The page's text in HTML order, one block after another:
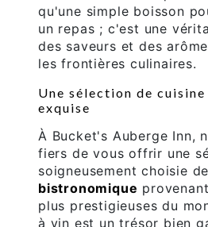
qu'une simple boisson
un repas ; c'est une
des saveurs et des
les frontières culinaires.
Une sélection de
exquise
À Bucket's Auberge Inn,
fiers de vous offrir une
soigneusement choisie
bistronomique
plus prestigieuses du
à vin est un trésor bien